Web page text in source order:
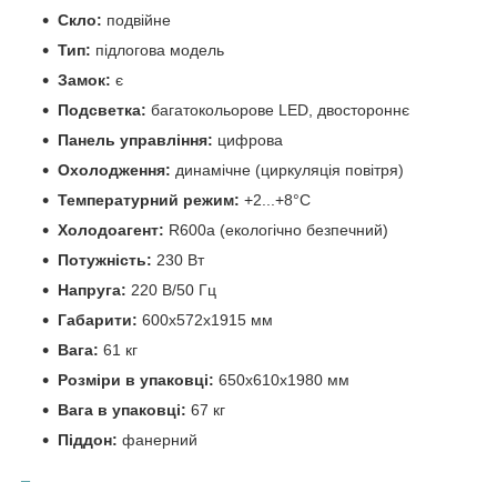
Скло: подвійне
Тип: підлогова модель
Замок: є
Подсветка: багатокольорове LED, двостороннє
Панель управління: цифрова
Охолодження: динамічне (циркуляція повітря)
Температурний режим: +2...+8°C
Холодоагент: R600a (екологічно безпечний)
Потужність: 230 Вт
Напруга: 220 В/50 Гц
Габарити: 600x572x1915 мм
Вага: 61 кг
Розміри в упаковці: 650х610х1980 мм
Вага в упаковці: 67 кг
Піддон: фанерний